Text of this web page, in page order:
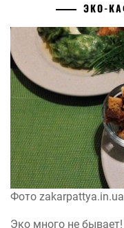
ЭКО-
Фото zakarpattya.in.ua
Эко много не